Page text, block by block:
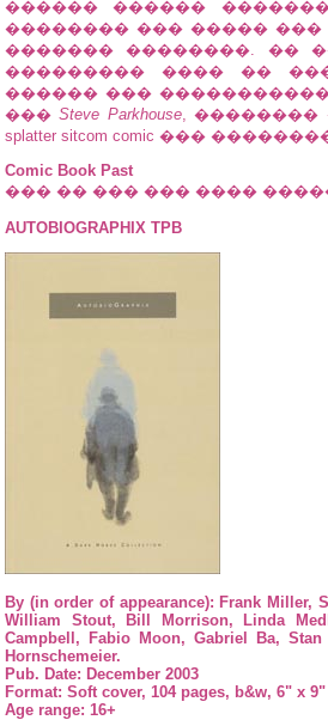
������ ������ ��������,
�������� ��� �����
������� ��������. ��
��������� ���� ��
������ ���
���Steve Parkhouse, ��������
splatter sitcom comic ���
Comic Book Past
��� �� ��� ��� ����
AUTOBIOGRAPHIX TPB
By (in order of appearance): Frank Miller,
William Stout, Bill Morrison, Linda
Campbell, Fabio Moon, Gabriel Ba,
Hornschemeier.
Pub. Date: December 2003
Format: Soft cover, 104 pages, b&w, 6" x 9"
Age range: 16+